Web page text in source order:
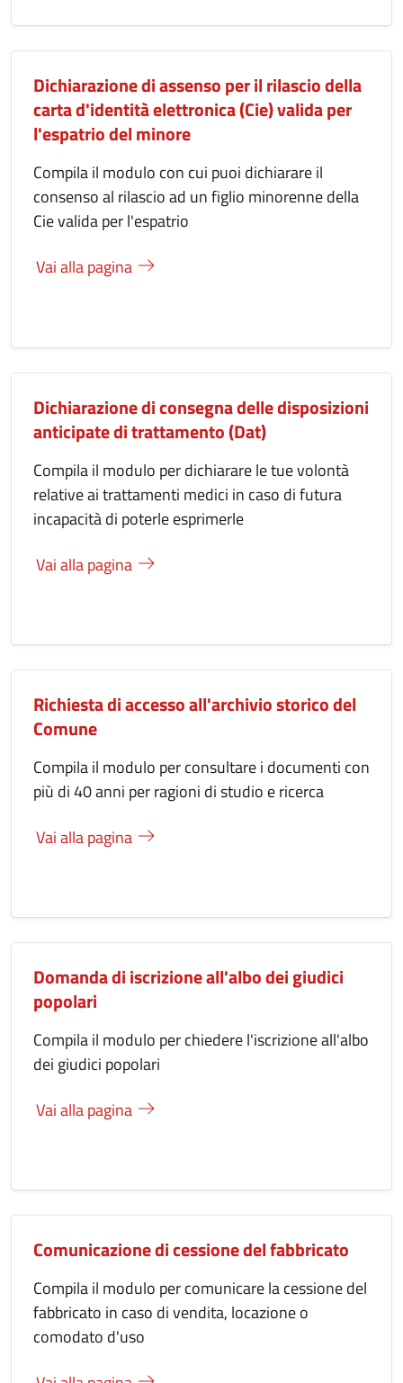
Dichiarazione di assenso per il rilascio della
carta d'identità elettronica (Cie) valida per
l'espatrio del minore
Compila il modulo con cui puoi dichiarare il
consenso al rilascio ad un figlio minorenne della
Cie valida per l'espatrio
Vai alla pagina
Dichiarazione di consegna delle disposizioni
anticipate di trattamento (Dat)
Compila il modulo per dichiarare le tue volontà
relative ai trattamenti medici in caso di futura
incapacità di poterle esprimerle
Vai alla pagina
Richiesta di accesso all'archivio storico del
Comune
Compila il modulo per consultare i documenti con
più di 40 anni per ragioni di studio e ricerca
Vai alla pagina
Domanda di iscrizione all'albo dei giudici
popolari
Compila il modulo per chiedere l'iscrizione all'albo
dei giudici popolari
Vai alla pagina
Comunicazione di cessione del fabbricato
Compila il modulo per comunicare la cessione del
fabbricato in caso di vendita, locazione o
comodato d'uso